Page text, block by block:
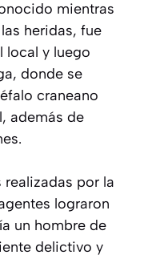
mientras
heridas, fue
local y luego
donde se
craneano
además de
por la
lograron
un hombre de
delictivo y